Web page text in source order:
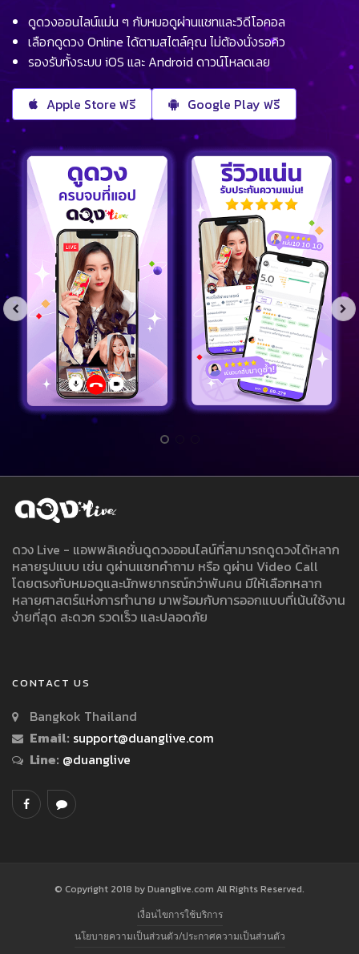
ดูดวงออนไลน์แม่น ๆ กับหมอดูผ่านแชทและวิดีโอคอล
เลือกดูดวง Online ได้ตามสไตล์คุณ ไม่ต้องนั่งรอคิว
รองรับทั้งระบบ iOS และ Android ดาวน์โหลดเลย
Apple Store ฟรี Google Play ฟรี
ดวง Live - แอพพลิเคชั่นดูดวงออนไลน์ที่สามารถดูดวงได้หลาก
หลายรูปแบบ เช่น ดูผ่านแชทคำถาม หรือ ดูผ่าน Video Call
โดยตรงกับหมอดูและนักพยากรณ์กว่าพันคน มีให้เลือกหลาก
หลายศาสตร์แห่งการทำนาย มาพร้อมกับการออกแบบที่เน้นใช้งาน
ง่ายที่สุด สะดวก รวดเร็ว และปลอดภัย
CONTACT US
Bangkok Thailand
Email: support@duanglive.com
Line: @duanglive
© Copyright 2018 by Duanglive.com All Rights Reserved.
เงื่อนไขการใช้บริการ
นโยบายความเป็นส่วนตัว/ประกาศความเป็นส่วนตัว